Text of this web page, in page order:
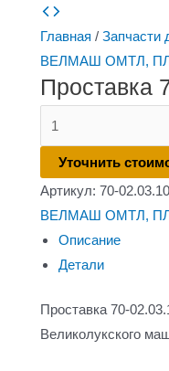
Главная / Запчасти
ВЕЛМАШ ОМТЛ,
Проставка
Количество
товара
Проставка
70-
02.03.102А
Уточнить
Артикул: 70-
ВЕЛМАШ ОМТЛ,
Описание
Детали
Проставка 70-
Великолукского